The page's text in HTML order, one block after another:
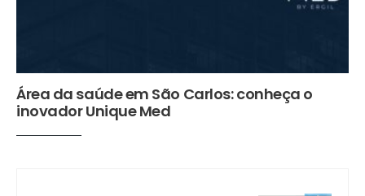
Área da saúde em São Carlos: conheça o
inovador Unique Med